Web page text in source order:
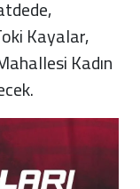
Kayalar,
Kadın